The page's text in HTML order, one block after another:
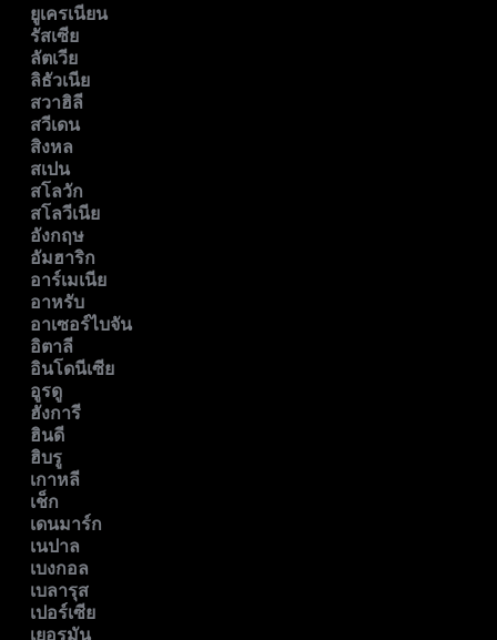
ยูเครเนียน
รัสเซีย
ลัตเวีย
ลิธัวเนีย
สวาฮิลี
สวีเดน
สิงหล
สเปน
สโลวัก
สโลวีเนีย
อังกฤษ
อัมฮาริก
อาร์เมเนีย
อาหรับ
อาเซอร์ไบจัน
อิตาลี
อินโดนีเซีย
อูรดู
ฮังการี
ฮินดี
ฮิบรู
เกาหลี
เช็ก
เดนมาร์ก
เนปาล
เบงกอล
เบลารุส
เปอร์เซีย
เยอรมัน